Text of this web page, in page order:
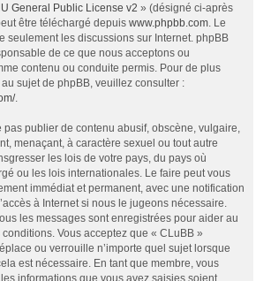
General Public License v2 » (désigné ci-après
être téléchargé depuis www.phpbb.com. Le
seulement les discussions sur Internet. phpBB
de ce que nous acceptons ou
contenu ou conduite permis. Pour de plus
sujet de phpBB, veuillez consulter :
.
pas publier de contenu abusif, obscène, vulgaire,
menaçant, à caractère sexuel ou tout autre
les lois de votre pays, du pays où
ou les lois internationales. Le faire peut vous
immédiat et permanent, avec une notification
à Internet si nous le jugeons nécessaire.
les messages sont enregistrées pour aider au
Vous acceptez que « CLuBB »
ou verrouille n’importe quel sujet lorsque
est nécessaire. En tant que membre, vous
informations que vous avez saisies soient